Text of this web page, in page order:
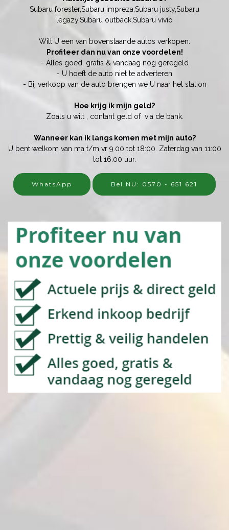
Subaru forester,Subaru impreza,Subaru justy,Subaru
legazy,Subaru outback,Subaru vivio
Wilt U een van bovenstaande autos verkopen:
Profiteer dan nu van onze voordelen!
- Alles goed, gratis & vandaag nog geregeld
- U hoeft de auto niet te adverteren
- Bij verkoop van de auto brengen we U naar het station
Hoe krijg ik mijn geld?
Zoals u wilt , contant geld of via de bank.
Wanneer kan ik langs komen met mijn auto?
U bent welkom van ma t/m vr 9.00 tot 18:00. Zaterdag van 11:00
tot 16:00 uur.
WhatsApp Bel NU: 0570 - 651 621